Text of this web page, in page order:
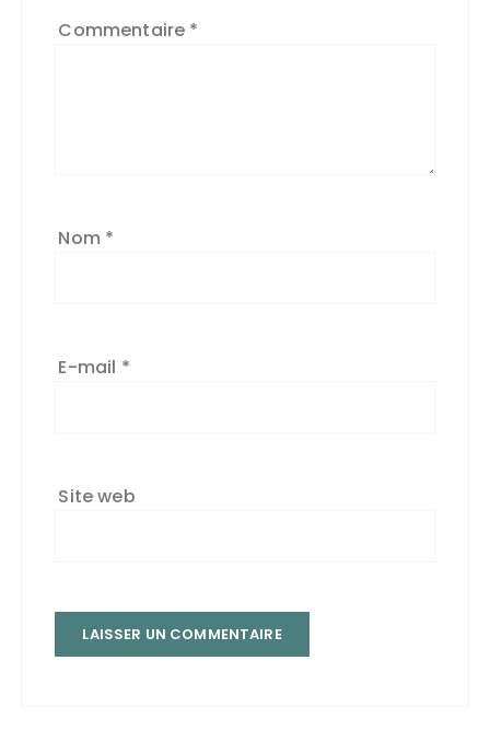
Commentaire *
Nom *
E-mail *
Site web